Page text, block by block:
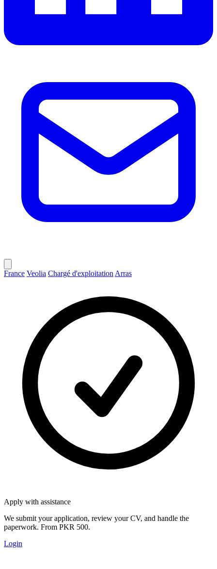
France Veolia Chargé d'exploitation Arras
Apply with assistance
We submit your application, review your CV, and handle the
paperwork. From PKR 500.
Login